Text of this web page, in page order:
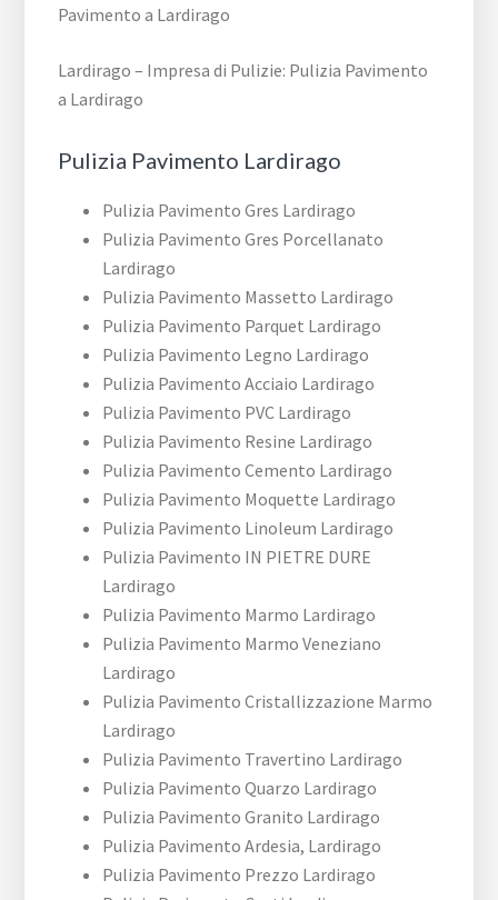
Lardirago – Impresa di Pulizie: Pulizia Pavimento
a Lardirago
Pulizia Pavimento Lardirago
Pulizia Pavimento Gres Lardirago
Pulizia Pavimento Gres Porcellanato
Lardirago
Pulizia Pavimento Massetto Lardirago
Pulizia Pavimento Parquet Lardirago
Pulizia Pavimento Legno Lardirago
Pulizia Pavimento Acciaio Lardirago
Pulizia Pavimento PVC Lardirago
Pulizia Pavimento Resine Lardirago
Pulizia Pavimento Cemento Lardirago
Pulizia Pavimento Moquette Lardirago
Pulizia Pavimento Linoleum Lardirago
Pulizia Pavimento IN PIETRE DURE
Lardirago
Pulizia Pavimento Marmo Lardirago
Pulizia Pavimento Marmo Veneziano
Lardirago
Pulizia Pavimento Cristallizzazione Marmo
Lardirago
Pulizia Pavimento Travertino Lardirago
Pulizia Pavimento Quarzo Lardirago
Pulizia Pavimento Granito Lardirago
Pulizia Pavimento Ardesia, Lardirago
Pulizia Pavimento Prezzo Lardirago